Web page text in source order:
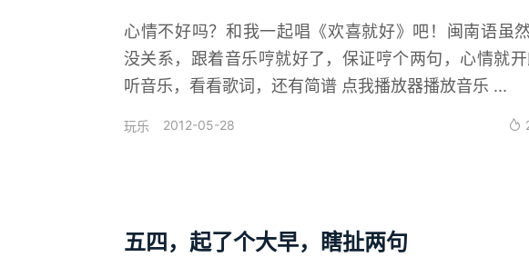
心情不好吗？和我一起唱《欢喜就好》吧！闽南语虽
没关系，跟着音乐哼就好了，保证哼个两句，心情就
听音乐，看看歌词，还有简谱 点我播放器播放音乐 ...
玩乐 2012-05-28
五四，起了个大早，瞎扯两句